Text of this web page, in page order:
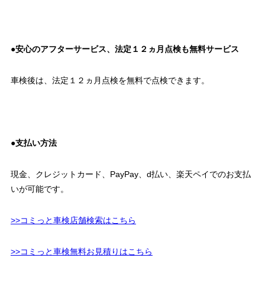
●安心のアフターサービス、法定１２ヵ月点検も無料サービス
車検後は、法定１２ヵ月点検を無料で点検できます。
●支払い方法
現金、クレジットカード、PayPay、d払い、楽天ペイでのお支払
いが可能です。
>>コミっと車検店舗検索はこちら
>>コミっと車検無料お見積りはこちら